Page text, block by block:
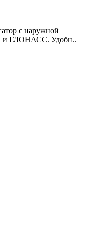
с наружной
и ГЛОНАСС. Удобн..